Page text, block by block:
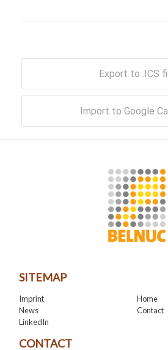
Export to .ICS
Import to Google
SITEMAP
Imprint
Home
News
Contact
LinkedIn
CONTACT